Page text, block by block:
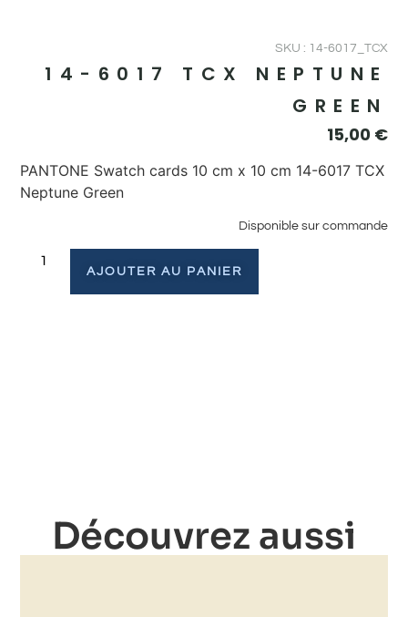
SKU : 14-6017_TCX
14-6017 TCX NEPTUNE
GREEN
15,00 €
PANTONE Swatch cards 10 cm x 10 cm 14-6017 TCX
Neptune Green
Disponible sur commande
AJOUTER AU PANIER
Découvrez aussi